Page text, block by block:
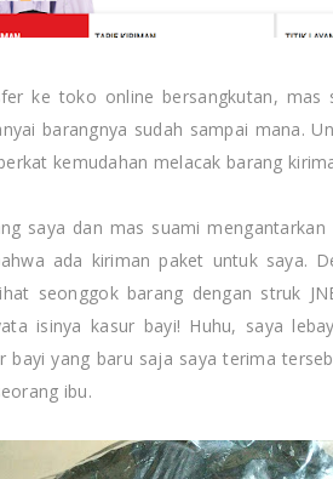
ke toko online bersangkutan, mas
barangnya sudah sampai mana.
kemudahan melacak barang
saya dan mas suami
ada kiriman paket untuk saya.
seonggok barang dengan struk
isinya kasur bayi! Huhu, saya
bayi yang baru saja saya terima
ibu.